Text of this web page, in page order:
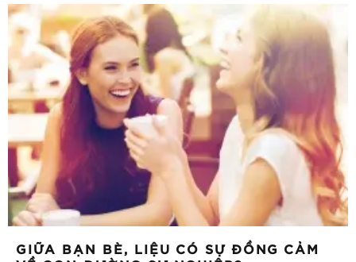
GIỮA BẠN BÈ, LIỆU CÓ SỰ ĐỒNG CẢM